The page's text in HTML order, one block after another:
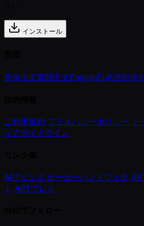
インストール
简体中文繁體中文English日本語한국
ご利用規約 プライバシーポリシー
ィアガイドライン
APTリンク ポーカーハンドブック
ト APTプレイ